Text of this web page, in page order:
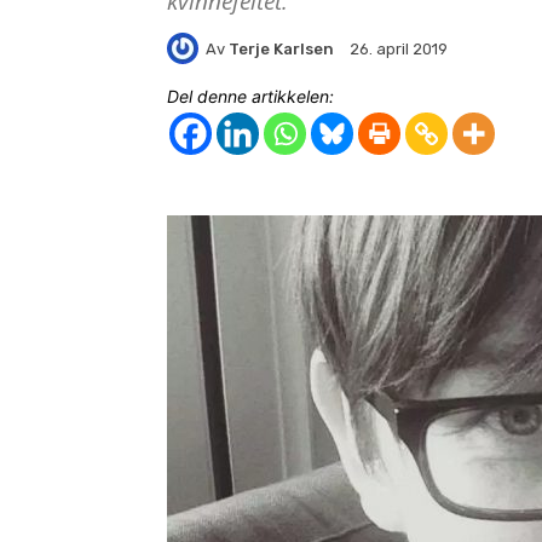
Av Terje Karlsen 26. april 2019
Del denne artikkelen: